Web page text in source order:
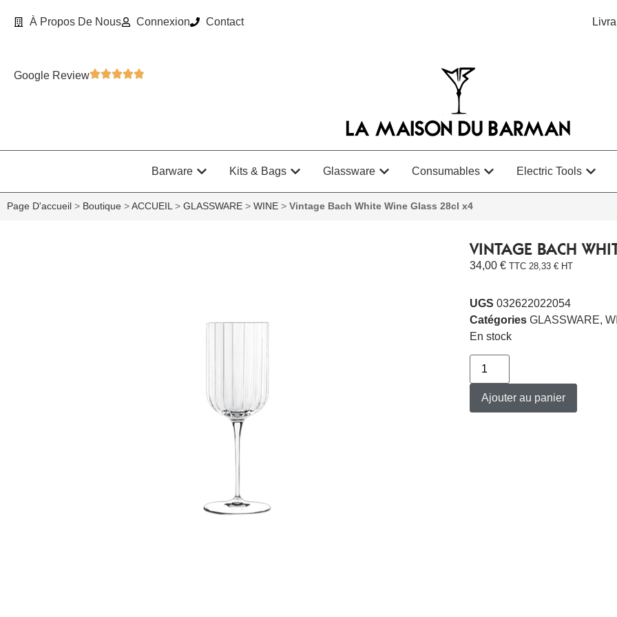
À Propos De Nous Connexion Contact
Google Review
Barware Kits & Bags Glassware Consumables Electric Tools
Page D'accueil > Boutique > ACCUEIL> GLASSWARE > WINE > Vintage Bach White Wine Glass 28cl x4
VINTAGE BACH
34,00 € TTC 28,33 € HT
UGS 032622022054
Catégories GLASSWARE,
En stock
Ajouter au panier